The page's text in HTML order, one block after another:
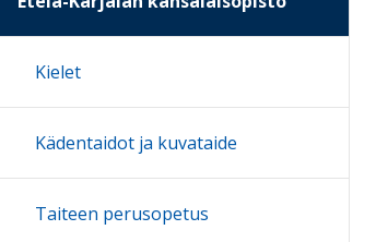
Kielet
Kädentaidot ja kuvataide
Taiteen perusopetus